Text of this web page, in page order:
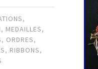
,
, MEDAILLES,
, ORDRES,
, RIBBONS,